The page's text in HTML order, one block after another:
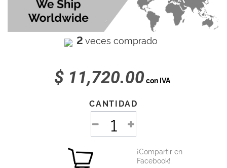
2 veces comprado
$ 11,720.00con IVA
CANTIDAD
¡Compartir en
Facebook!